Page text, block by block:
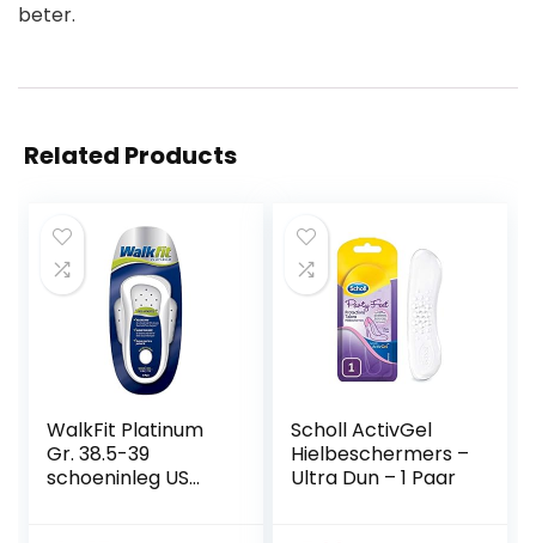
beter.
Related Products
WalkFit Platinum
Gr. 38.5-39
schoeninleg US
Scholl ActivGel
Hielbeschermers –
Ultra Dun – 1 Paar